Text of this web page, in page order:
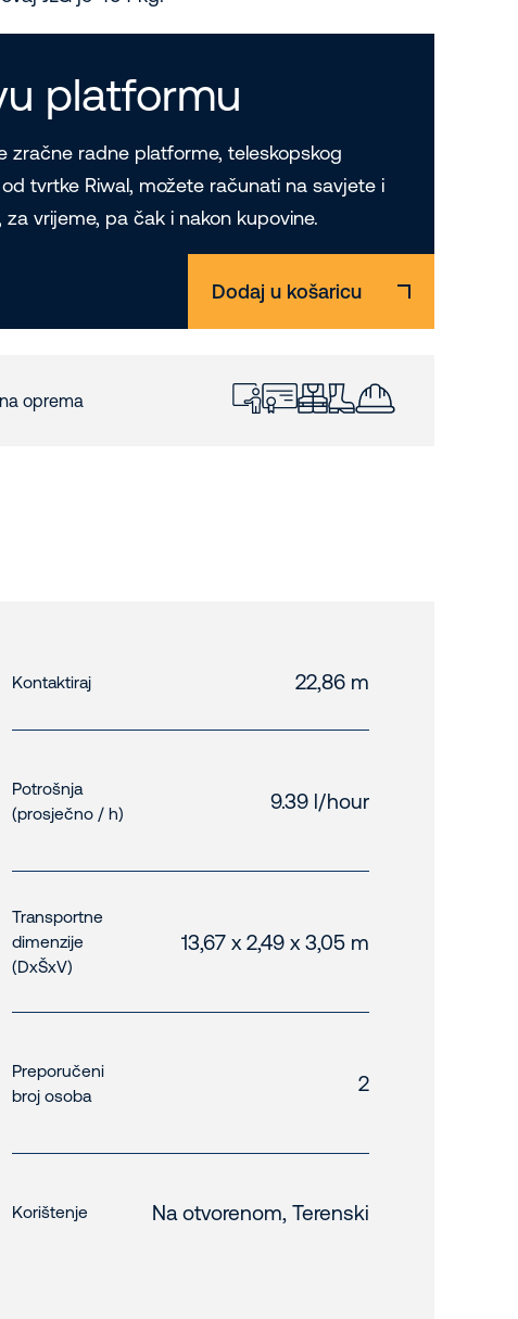
platformu
zračne radne platforme, teleskopskog
od tvrtke Riwal, možete računati na savjete i
za vrijeme, pa čak i nakon kupovine.
Dodaj u košaricu
oprema
Kontaktiraj 22,86 m
Potrošnja
(prosječno / h)
9.39 l/hour
Transportne
dimenzije
(DxŠxV)
13,67 x 2,49 x 3,05 m
Preporučeni
broj osoba
2
Korištenje Na otvorenom, Terenski